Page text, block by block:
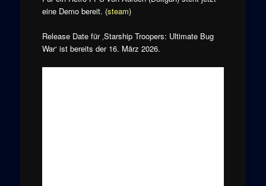
eine Demo bereit. (steam)
Release Date für ‚Starship Troopers: Ultimate Bug
War‘ ist bereits der 16. März 2026.